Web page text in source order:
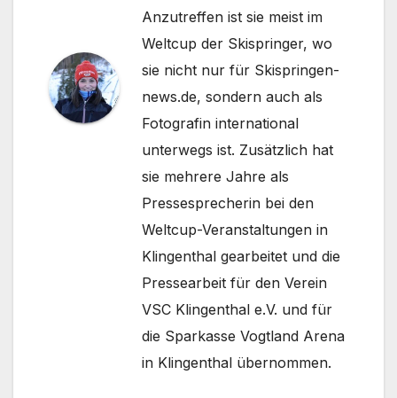
Anzutreffen ist sie meist im
Weltcup der Skispringer, wo
sie nicht nur für Skispringen-
news.de, sondern auch als
Fotografin international
unterwegs ist. Zusätzlich hat
sie mehrere Jahre als
Pressesprecherin bei den
Weltcup-Veranstaltungen in
Klingenthal gearbeitet und die
Pressearbeit für den Verein
VSC Klingenthal e.V. und für
die Sparkasse Vogtland Arena
in Klingenthal übernommen.